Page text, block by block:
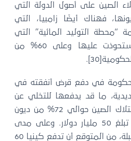
الصين على أصول الدولة التي
فهناك أيضًا زامبيا، التي
التوليد المائية” التي
أنشأتها الصين، فاستحوذت عليها وعلى 60% من
في دفع قرض أنفقته في
ما قد يدفعها للتخلي عن
بعض أصولها. مع امتلاك الصين حوالي 72% من ديون
كينيا الخارجية التي تبلغ 50 مليار دولار. وعلى مدى
السنوات القليلة المقبلة، من المتوقع أن تدفع كينيا 60